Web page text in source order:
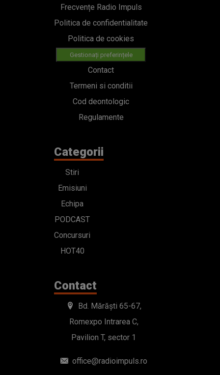
Frecvențe Radio Impuls
Politica de confidentialitate
Politica de cookies
Gestionați preferințele
Contact
Termeni si conditii
Cod deontologic
Regulamente
Categorii
Stiri
Emisiuni
Echipa
PODCAST
Concursuri
HOT40
Contact
Bd. Mărăști 65-67,
Romexpo Intrarea C,
Pavilion T, sector 1
office@radioimpuls.ro